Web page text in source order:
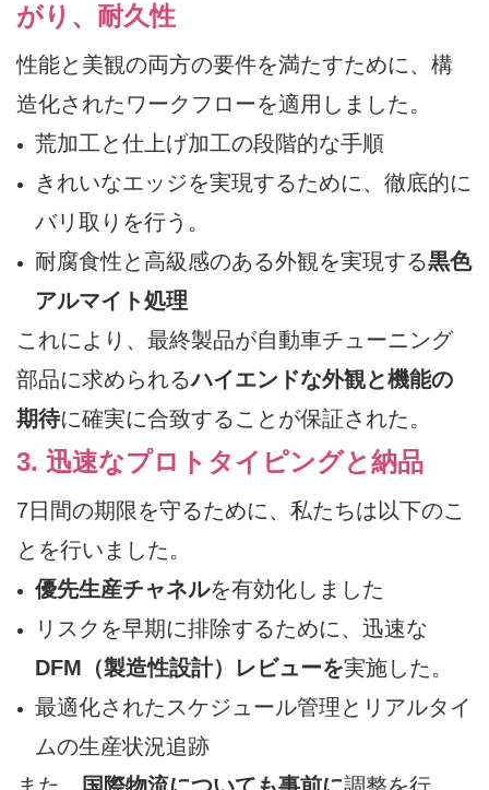
がり、耐久性
性能と美観の両方の要件を満たすために、構
造化されたワークフローを適用しました。
荒加工と仕上げ加工の段階的な手順
きれいなエッジを実現するために、徹底的に
バリ取りを行う。
耐腐食性と高級感のある外観を実現する黒色
アルマイト処理
これにより、最終製品が自動車チューニング
部品に求められるハイエンドな外観と機能の
期待に確実に合致することが保証された。
3. 迅速なプロトタイピングと納品
7日間の期限を守るために、私たちは以下のこ
とを行いました。
優先生産チャネルを有効化しました
リスクを早期に排除するために、迅速な
DFM（製造性設計）レビューを実施した。
最適化されたスケジュール管理とリアルタイ
ムの生産状況追跡